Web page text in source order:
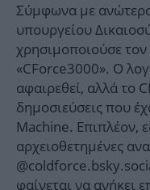
Σύμφωνα με
υπουργείου
χρησιμοποιούσε
«CForce3000». Ο
αφαιρεθεί, αλλά το
δημοσιεύσεις που
Machine. Επιπλέον,
αρχειοθετημένες
φαίνεται να ανήκει